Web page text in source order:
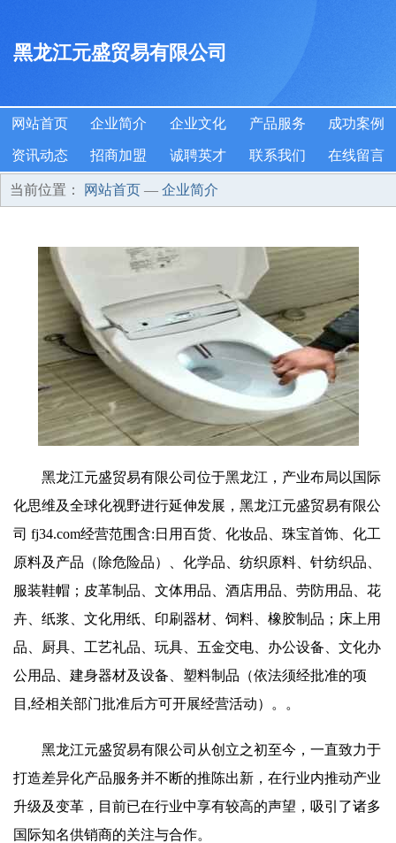
黑龙江元盛贸易有限公司
网站首页 企业简介 企业文化 产品服务 成功案例
资讯动态 招商加盟 诚聘英才 联系我们 在线留言
当前位置： 网站首页 — 企业简介
黑龙江元盛贸易有限公司位于黑龙江，产业布局以国际
化思维及全球化视野进行延伸发展，黑龙江元盛贸易有限公
司 fj34.com经营范围含:日用百货、化妆品、珠宝首饰、化工
原料及产品（除危险品）、化学品、纺织原料、针纺织品、
服装鞋帽；皮革制品、文体用品、酒店用品、劳防用品、花
卉、纸浆、文化用纸、印刷器材、饲料、橡胶制品；床上用
品、厨具、工艺礼品、玩具、五金交电、办公设备、文化办
公用品、建身器材及设备、塑料制品（依法须经批准的项
目,经相关部门批准后方可开展经营活动）。。
黑龙江元盛贸易有限公司从创立之初至今，一直致力于
打造差异化产品服务并不断的推陈出新，在行业内推动产业
升级及变革，目前已在行业中享有较高的声望，吸引了诸多
国际知名供销商的关注与合作。